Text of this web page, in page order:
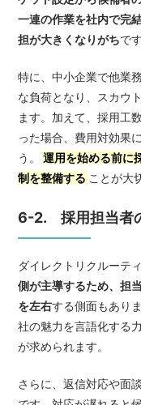
一連の作業を社内で完
担が大きくなりがちです
特に、中小企業で他業
な負荷となり、スカウ
ます。加えて、採用工
った場合、費用対効果
う。
運用を始める前に
制を整備する ことが大
6-2. 採用担当者
ダイレクトリクルーテ
側が主導するため、担
を左右する側面もあり
社の魅力を言語化する
が求められます。
さらに、返信対応や面